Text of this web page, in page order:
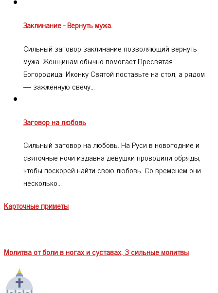
Заклинание - Вернуть мужа.
Сильный заговор заклинание позволяющий вернуть
мужа. Женщинам обычно помогает Пресвятая
Богородица. Иконку Святой поставьте на стол, а рядом
— зажжённую свечу…
Заговор на любовь
Сильный заговор на любовь. На Руси в новогодние и
святочные ночи издавна девушки проводили обряды,
чтобы поскорей найти свою любовь. Со временем они
несколько…
Карточные приметы
Молитва от боли в ногах и суставах, 3 сильные молитвы